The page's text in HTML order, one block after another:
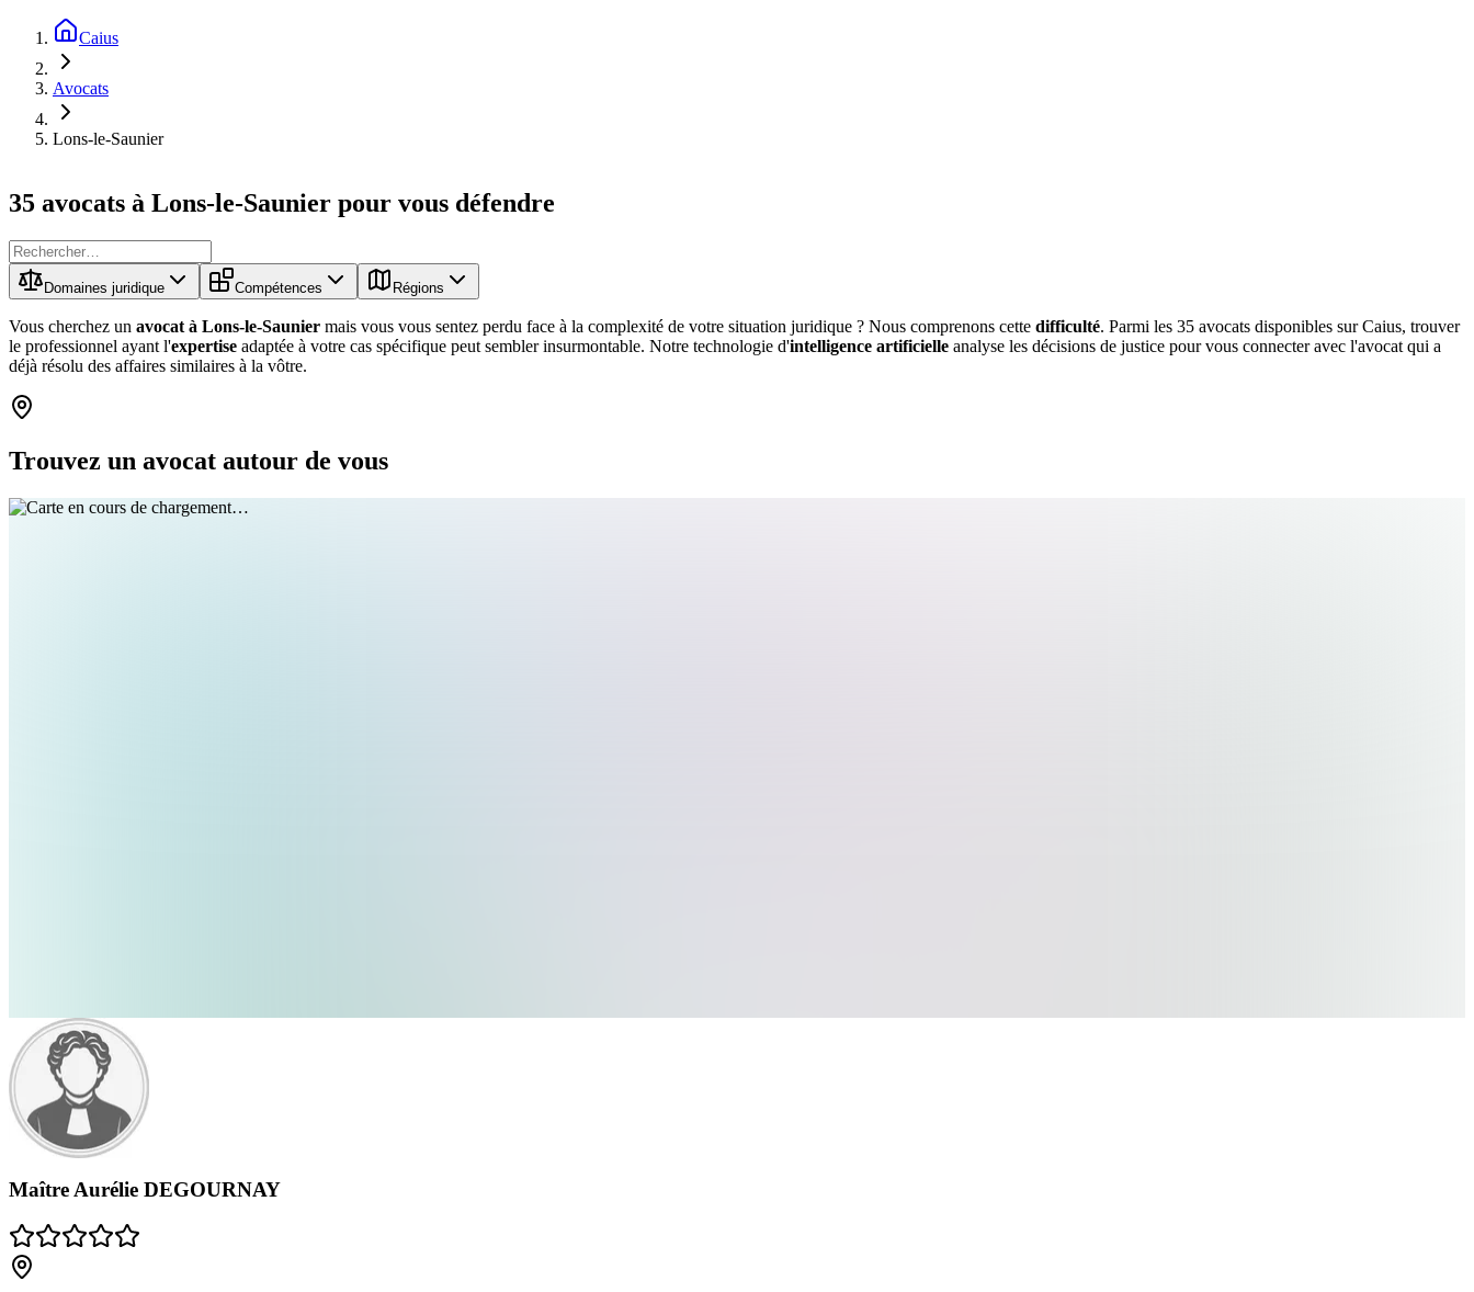
Caius
Avocats
Lons-le-Saunier
35 avocats à Lons-le-Saunier pour vous défendre
Domaines juridique Compétences Régions
Vous cherchez un avocat à Lons-le-Saunier mais vous vous sentez perdu face à la complexité de votre situation juridique ? Nous comprenons cette difficulté. Parmi les 35 avocats disponibles sur Caius, trouver
le professionnel ayant l'expertise adaptée à votre cas spécifique peut sembler insurmontable. Notre technologie d'intelligence artificielle analyse les décisions de justice pour vous connecter avec l'avocat qui a
déjà résolu des affaires similaires à la vôtre.
Trouvez un avocat autour de vous
Maître Aurélie DEGOURNAY